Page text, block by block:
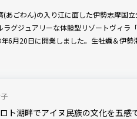
(あごわん)の入り江に面した伊勢志摩国
グジュアリーな体験型リゾートヴィラ「
6月20日に開業しました。生牡蠣＆伊勢
真珠養殖の工場(コーバ)だった時代の面
ロト湖畔でアイヌ民族の文化を五感